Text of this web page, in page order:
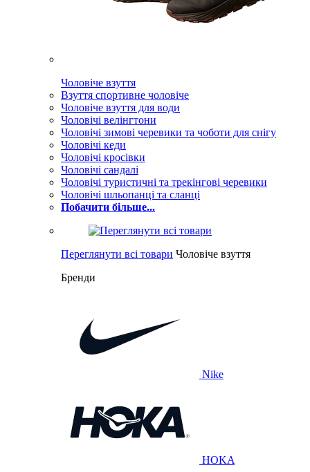
Чоловіче взуття
Взуття спортивне чоловіче
Чоловіче взуття для води
Чоловічі велінгтони
Чоловічі зимові черевики та чоботи для снігу
Чоловічі кеди
Чоловічі кросівки
Чоловічі сандалі
Чоловічі туристичні та трекінгові черевики
Чоловічі шльопанці та сланці
Побачити більше...
Переглянути всі товари Чоловіче взуття
Бренди
Nike
HOKA